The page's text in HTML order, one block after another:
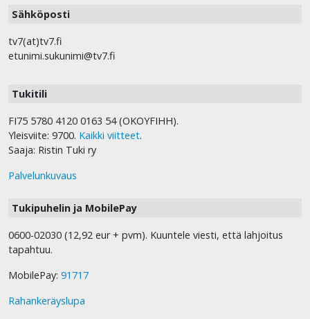
Sähköposti
tv7(at)tv7.fi
etunimi.sukunimi@tv7.fi
Tukitili
FI75 5780 4120 0163 54 (OKOYFIHH).
Yleisviite: 9700. Kaikki viitteet.
Saaja: Ristin Tuki ry
Palvelunkuvaus
Tukipuhelin ja MobilePay
0600-02030 (12,92 eur + pvm). Kuuntele viesti, että lahjoitus
tapahtuu.
MobilePay: 91717
Rahankeräyslupa